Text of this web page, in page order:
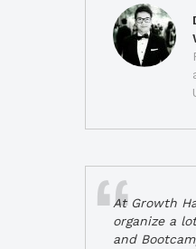
At Growth
organize a
and